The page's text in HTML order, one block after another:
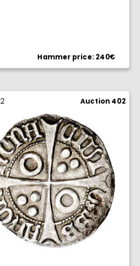
Hammer price: 240€
Auction 402